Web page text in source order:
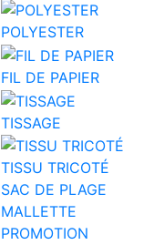
POLYESTER
FIL DE PAPIER
TISSAGE
TISSU TRICOTÉ
SAC DE PLAGE
MALLETTE
PROMOTION